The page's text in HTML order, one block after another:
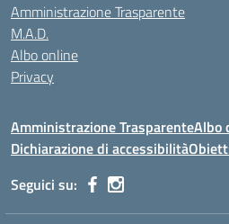
Amministrazione Trasparente
M.A.D.
Albo online
Privacy
Amministrazione TrasparenteAlbo
Dichiarazione di accessibilità
Seguici su: